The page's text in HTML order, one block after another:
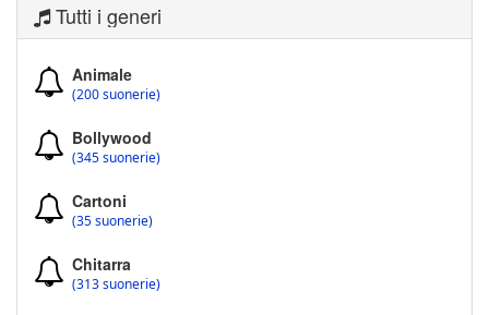
Tutti i generi
Animale
(200 suonerie)
Bollywood
(345 suonerie)
Cartoni
(35 suonerie)
Chitarra
(313 suonerie)